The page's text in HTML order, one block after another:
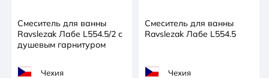
Смеситель для ванны
Ravslezak Лабе L554.5/2 с
душевым гарнитуром
Чехия
Смеситель для ванны
Ravslezak Лабе L554.5
Чехия